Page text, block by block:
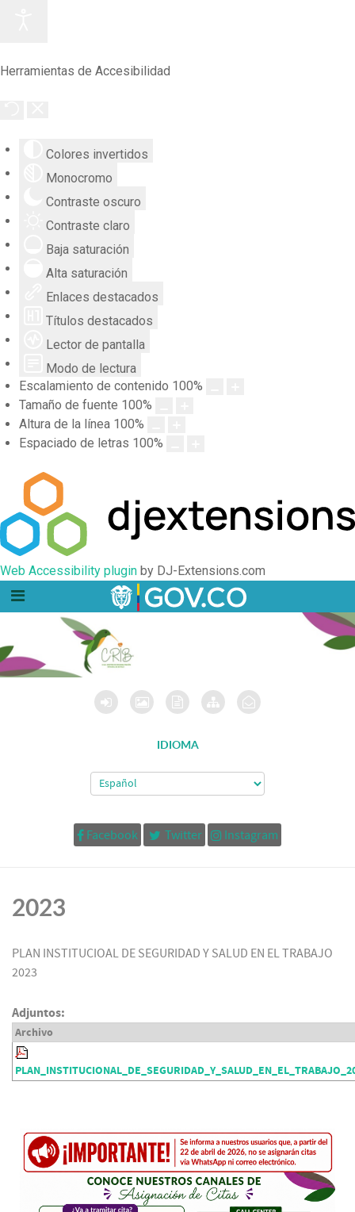
Herramientas de Accesibilidad
Colores invertidos
Monocromo
Contraste oscuro
Contraste claro
Baja saturación
Alta saturación
Enlaces destacados
Títulos destacados
Lector de pantalla
Modo de lectura
Escalamiento de contenido 100%
Tamaño de fuente 100%
Altura de la línea 100%
Espaciado de letras 100%
Web Accessibility plugin by DJ-Extensions.com
IDIOMA
Facebook Twitter Instagram
2023
PLAN INSTITUCIOAL DE SEGURIDAD Y SALUD EN EL TRABAJO
2023
Adjuntos:
Archivo